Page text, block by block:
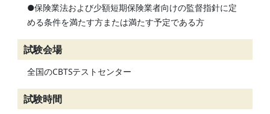
●保険業法および少額短期保険業者向けの監督指針に定
める条件を満たす方または満たす予定である方
試験会場
全国のCBTSテストセンター
試験時間